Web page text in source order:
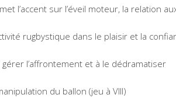
l’accent sur l’éveil moteur, la relation
rugbystique dans le plaisir et la
l’affrontement et à le dédramatiser
du ballon (jeu à VIII)